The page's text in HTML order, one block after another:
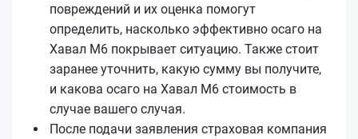
повреждений и их оценка помогут
определить, насколько эффективно осаго на
Хавал М6 покрывает ситуацию. Также стоит
заранее уточнить, какую сумму вы получите,
и какова осаго на Хавал М6 стоимость в
случае вашего случая.
После подачи заявления страховая компания